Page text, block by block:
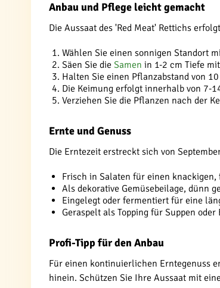
Anbau und Pflege leicht gemacht
Die Aussaat des 'Red Meat' Rettichs
Wählen Sie einen sonnigen Standort
Säen Sie die Samen in 1-2 cm Tiefe
Halten Sie einen Pflanzabstand von
Die Keimung erfolgt innerhalb von 7-
Verziehen Sie die Pflanzen nach der
Ernte und Genuss
Die Erntezeit erstreckt sich von
Frisch in Salaten für einen
Als dekorative Gemüsebeilage, dünn
Eingelegt oder fermentiert für eine
Geraspelt als Topping für Suppen oder
Profi-Tipp für den Anbau
Für einen kontinuierlichen Erntegenuss
hinein. Schützen Sie Ihre Aussaat mit